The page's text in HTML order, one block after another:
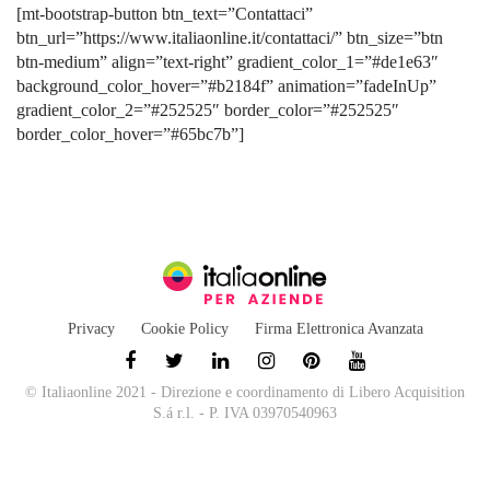
[mt-bootstrap-button btn_text=”Contattaci”
btn_url=”https://www.italiaonline.it/contattaci/” btn_size=”btn
btn-medium” align=”text-right” gradient_color_1=”#de1e63″
background_color_hover=”#b2184f” animation=”fadeInUp”
gradient_color_2=”#252525″ border_color=”#252525″
border_color_hover=”#65bc7b”]
Privacy Cookie Policy Firma Elettronica Avanzata
© Italiaonline 2021 - Direzione e coordinamento di Libero Acquisition
S.á r.l. - P. IVA 03970540963